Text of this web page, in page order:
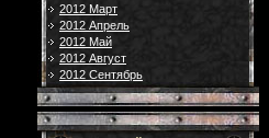
2012 Март
2012 Апрель
2012 Май
2012 Август
2012 Сентябрь